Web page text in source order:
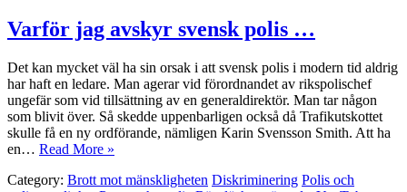
Varför jag avskyr svensk polis …
Det kan mycket väl ha sin orsak i att svensk polis i modern tid aldrig
har haft en ledare. Man agerar vid förordnandet av rikspolischef
ungefär som vid tillsättning av en generaldirektör. Man tar någon
som blivit över. Så skedde uppenbarligen också då Trafikutskottet
skulle få en ny ordförande, nämligen Karin Svensson Smith. Att ha
en… Read More »
Category: Brott mot mänskligheten Diskriminering Polis och